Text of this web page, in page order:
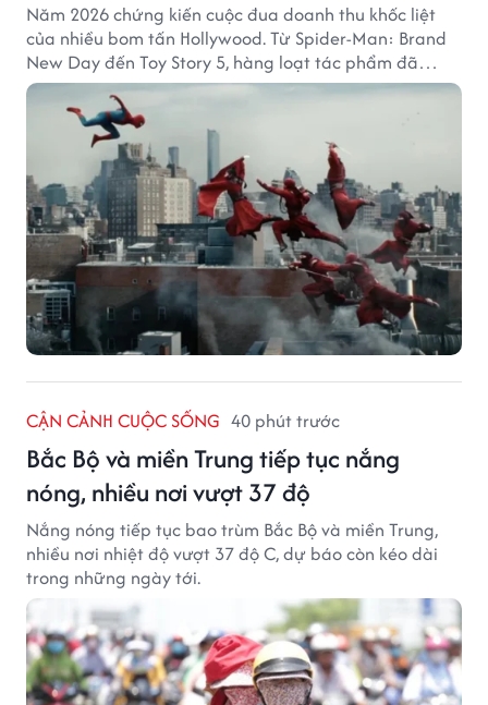
Năm 2026 chứng kiến cuộc đua doanh thu khốc liệt
của nhiều bom tấn Hollywood. Từ Spider-Man: Brand
New Day đến Toy Story 5, hàng loạt tác phẩm đã
mang về hàng chục nghìn tỷ đồng và tạo nên những
cột mốc đáng nhớ tại phòng vé toàn cầu.
CẬN CẢNH CUỘC SỐNG 40 phút trước
Bắc Bộ và miền Trung tiếp tục nắng
nóng, nhiều nơi vượt 37 độ
Nắng nóng tiếp tục bao trùm Bắc Bộ và miền Trung,
nhiều nơi nhiệt độ vượt 37 độ C, dự báo còn kéo dài
trong những ngày tới.